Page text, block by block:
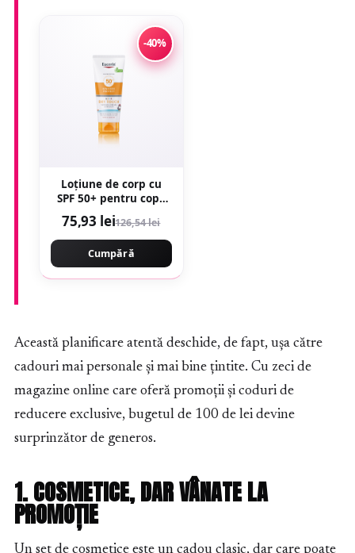
-40%
Loțiune de corp cu
SPF 50+ pentru copii
Dry Touch, 200 ml,
Eucerin
75,93 lei126,54 lei
Cumpără
Această planificare atentă deschide, de fapt, ușa către
cadouri mai personale și mai bine țintite. Cu zeci de
magazine online care oferă promoții și coduri de
reducere exclusive, bugetul de 100 de lei devine
surprinzător de generos.
1. COSMETICE, DAR VÂNATE LA
PROMOȚIE
Un set de cosmetice este un cadou clasic, dar care poate